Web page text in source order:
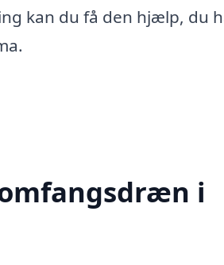
kan du få den hjælp, du
i